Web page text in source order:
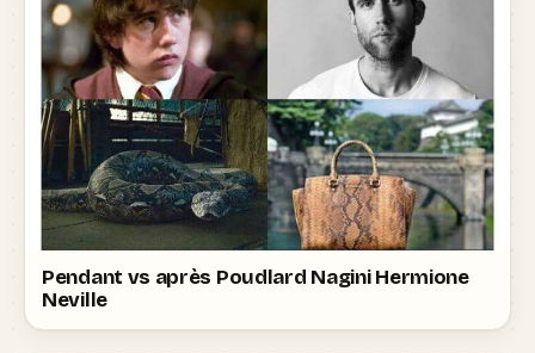
Pendant vs après Poudlard Nagini Hermione
Neville